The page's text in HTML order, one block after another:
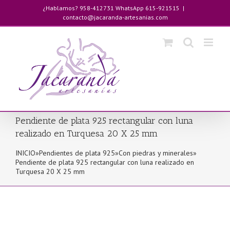
contenido
¿Hablamos? 958-412731 WhatsApp 615-921515 |
contacto@jacaranda-artesanias.com
Pendiente de plata 925 rectangular con luna
realizado en Turquesa 20 X 25 mm
INICIO»Pendientes de plata 925»Con piedras y minerales»
Pendiente de plata 925 rectangular con luna realizado en
Turquesa 20 X 25 mm